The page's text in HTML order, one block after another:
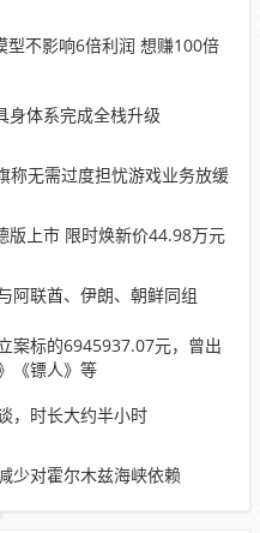
型不影响6倍利润 想赚100倍
身体系完成全栈升级
称无需过度担忧游戏业务放缓
版上市 限时焕新价44.98万元
阿联酋、伊朗、朝鲜同组
案标的6945937.07元，曾出
《镖人》等
，时长大约半小时
少对霍尔木兹海峡依赖